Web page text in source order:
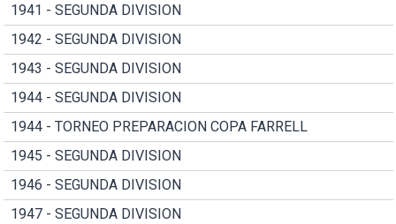
1941 - SEGUNDA DIVISION
1942 - SEGUNDA DIVISION
1943 - SEGUNDA DIVISION
1944 - SEGUNDA DIVISION
1944 - TORNEO PREPARACION COPA FARRELL
1945 - SEGUNDA DIVISION
1946 - SEGUNDA DIVISION
1947 - SEGUNDA DIVISION